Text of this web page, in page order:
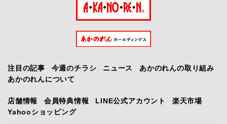
注目の記事 今週のチラシ ニュース
あかのれんの取り組み
あかのれんについて
店舗情報 会員特典情報 LINE公式アカウント
楽天市場
Yahooショッピング